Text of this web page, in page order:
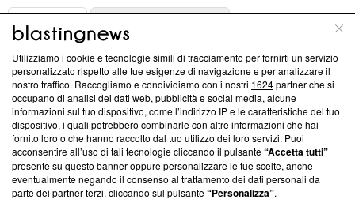
ABOUT
Questa sezione offre informazioni trasparenti su Blasting
News, sui nostri processi editoriali e su come ci impegniamo a
creare news di qualità. Inoltre, afferma la nostra aderenza a
‘Trust Project - News with Integrity’Blasting News non è
ancora membro del programma, ma ha richiesto di farne
parte; Trust Project non ha ancora effettuato una verifica di
conformità agli standard.
Su di noi
Utilizziamo i cookie e tecnologie simili di tracciamento per fornirti un servizio
personalizzato rispetto alle tue esigenze di navigazione e per analizzare il
nostro traffico. Raccogliamo e condividiamo con i nostri 1624partner che si
occupano di analisi dei dati web, pubblicità e social media, alcune
informazioni sul tuo dispositivo, come l’indirizzo IP e le caratteristiche del tuo
dispositivo, i quali potrebbero combinarle con altre informazioni che hai
fornito loro o che hanno raccolto dal tuo utilizzo dei loro servizi. Puoi
acconsentire all’uso di tali tecnologie cliccando il pulsante“Accetta tutti”
presente su questo banner oppure personalizzare le tue scelte, anche
eventualmente negando il consenso al trattamento dei dati personali da
parte dei partner terzi, cliccando sul pulsante“Personalizza”.